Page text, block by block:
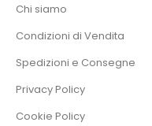
Chi siamo
Condizioni di Vendita
Spedizioni e Consegne
Privacy Policy
Cookie Policy